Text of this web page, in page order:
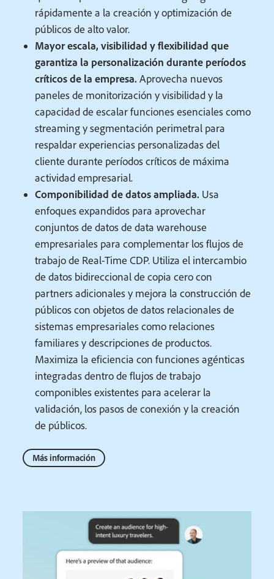
rápidamente a la creación y optimización de
públicos de alto valor.
Mayor escala, visibilidad y flexibilidad que
garantiza la personalización durante períodos
críticos de la empresa. Aprovecha nuevos
paneles de monitorización y visibilidad y la
capacidad de escalar funciones esenciales como
streaming y segmentación perimetral para
respaldar experiencias personalizadas del
cliente durante períodos críticos de máxima
actividad empresarial.
Componibilidad de datos ampliada. Usa
enfoques expandidos para aprovechar
conjuntos de datos de data warehouse
empresariales para complementar los flujos de
trabajo de Real-Time CDP. Utiliza el intercambio
de datos bidireccional de copia cero con
partners adicionales y mejora la construcción de
públicos con objetos de datos relacionales de
sistemas empresariales como relaciones
familiares y descripciones de productos.
Maximiza la eficiencia con funciones agénticas
integradas dentro de flujos de trabajo
componibles existentes para acelerar la
validación, los pasos de conexión y la creación
de públicos.
Más información